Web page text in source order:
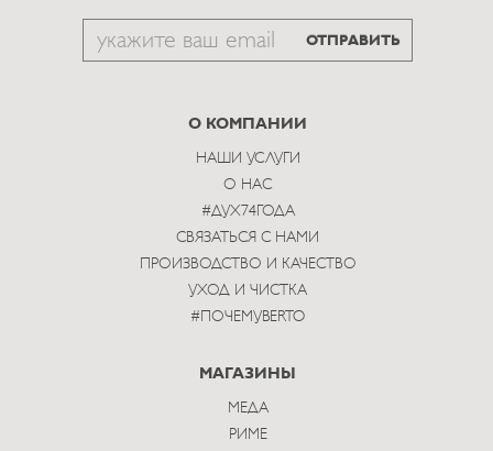
Email
subscribe
ОТПРАВИТЬ
О КОМПАНИИ
НАШИ УСЛУГИ
О НАС
#ДУХ74ГОДА
СВЯЗАТЬСЯ С НАМИ
ПРОИЗВОДСТВО И КАЧЕСТВО
УХОД И ЧИСТКА
#ПОЧЕМУBERTO
МАГАЗИНЫ
МЕДА
РИМЕ